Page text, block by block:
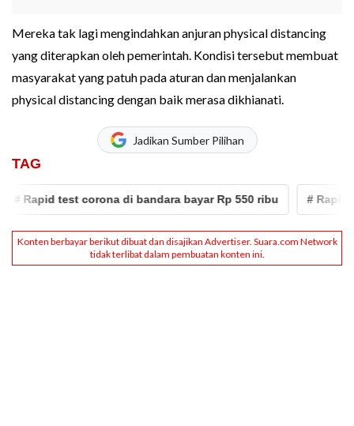
Mereka tak lagi mengindahkan anjuran physical distancing
yang diterapkan oleh pemerintah. Kondisi tersebut membuat
masyarakat yang patuh pada aturan dan menjalankan
physical distancing dengan baik merasa dikhianati.
Jadikan Sumber Pilihan
TAG
Rapid test corona di bandara bayar Rp 550 ribu # Rapid